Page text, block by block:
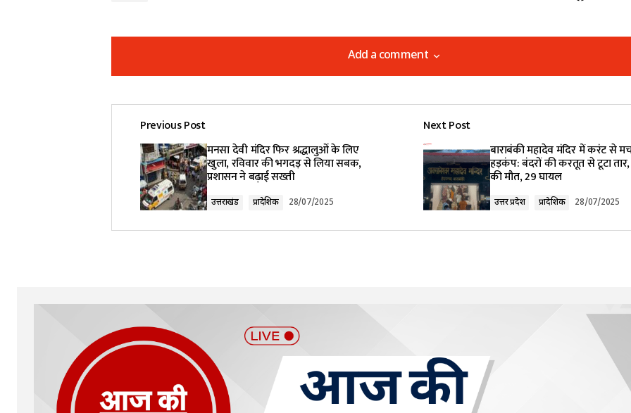
Add a comment
Add a comment
Your email address will not be published. Required fields are marked
Comment*
Previous Post
मनसा देवी मंदिर फिर श्रद्धालुओं के लिए
खुला, रविवार की भगदड़ से लिया सबक,
प्रशासन ने बढ़ाई सख्ती
उत्तराखंड प्रादेशिक 28/07/2025
Next Post
बाराबंकी महादेव मंदिर में करंट से
हड़कंप: बंदरों की करतूत से टूटा
की मौत, 29 घायल
उत्तर प्रदेश प्रादेशिक 28/07/2025